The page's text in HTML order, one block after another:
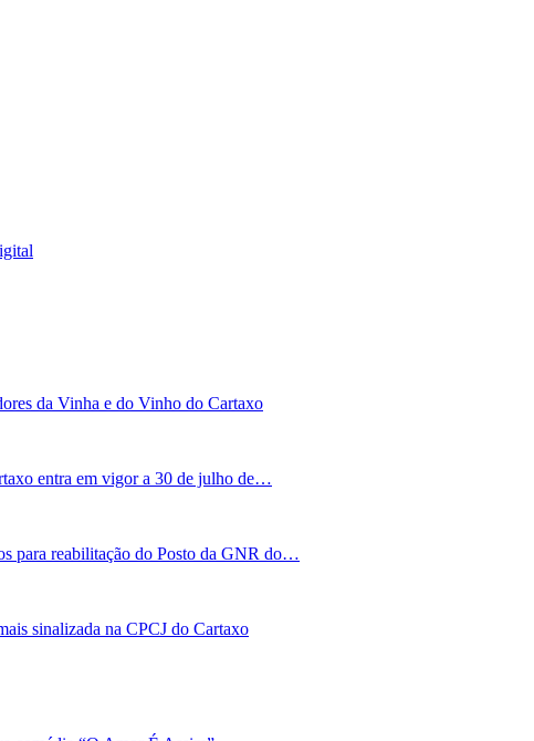
da Vinha e do Vinho do Cartaxo
entra em vigor a 30 de julho de…
para reabilitação do Posto da GNR do…
sinalizada na CPCJ do Cartaxo